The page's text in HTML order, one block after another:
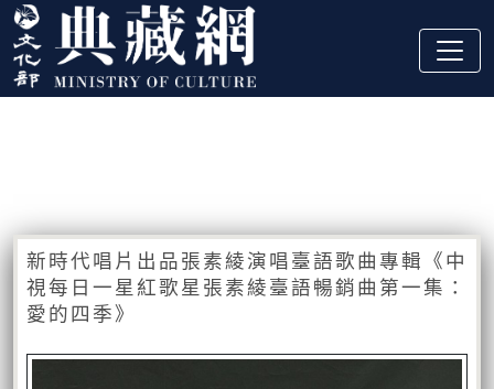
跳到主要內容
:::
新時代唱片出品張素綾演唱臺語歌曲專輯《中
視每日一星紅歌星張素綾臺語暢銷曲第一集：
愛的四季》